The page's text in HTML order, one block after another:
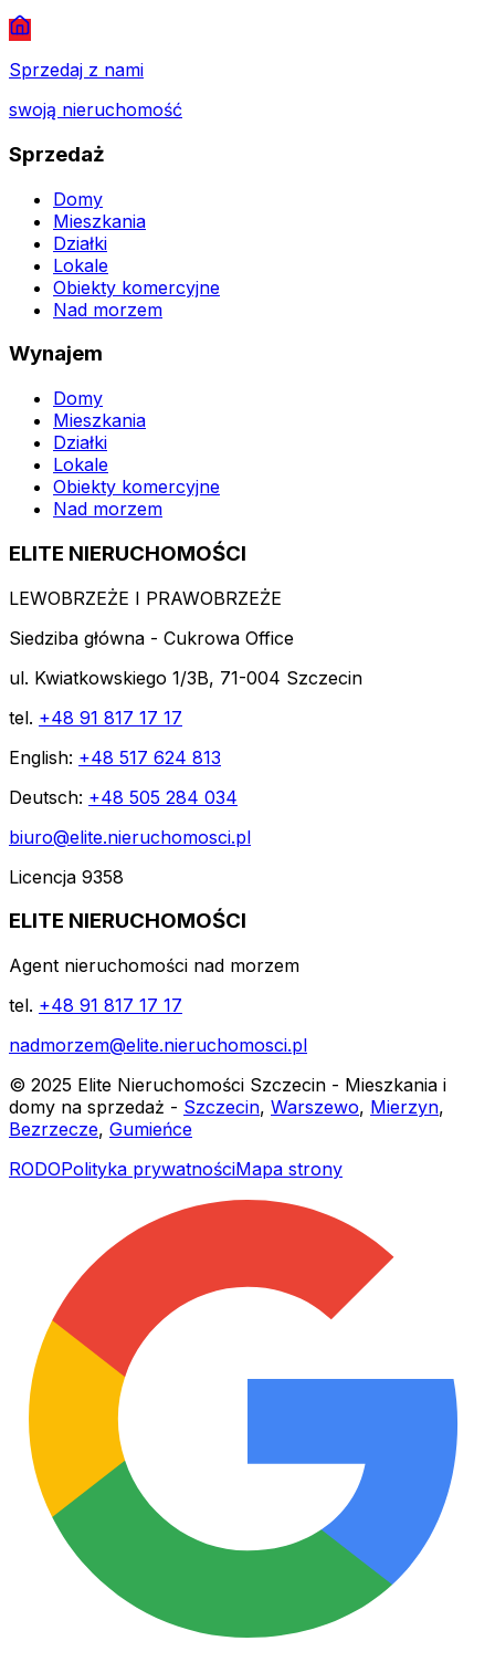
Sprzedaj z nami
swoją nieruchomość
Sprzedaż
Domy
Mieszkania
Działki
Lokale
Obiekty komercyjne
Nad morzem
Wynajem
Domy
Mieszkania
Działki
Lokale
Obiekty komercyjne
Nad morzem
ELITE NIERUCHOMOŚCI
LEWOBRZEŻE I PRAWOBRZEŻE
Siedziba główna - Cukrowa Office
ul. Kwiatkowskiego 1/3B, 71-004 Szczecin
tel. +48 91 817 17 17
English: +48 517 624 813
Deutsch: +48 505 284 034
biuro@elite.nieruchomosci.pl
Licencja 9358
ELITE NIERUCHOMOŚCI
Agent nieruchomości nad morzem
tel. +48 91 817 17 17
nadmorzem@elite.nieruchomosci.pl
© 2025 Elite Nieruchomości Szczecin - Mieszkania i
domy na sprzedaż - Szczecin, Warszewo, Mierzyn,
Bezrzecze, Gumieńce
RODOPolityka prywatnościMapa strony